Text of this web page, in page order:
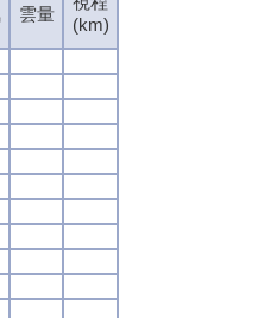
雲量
(km)